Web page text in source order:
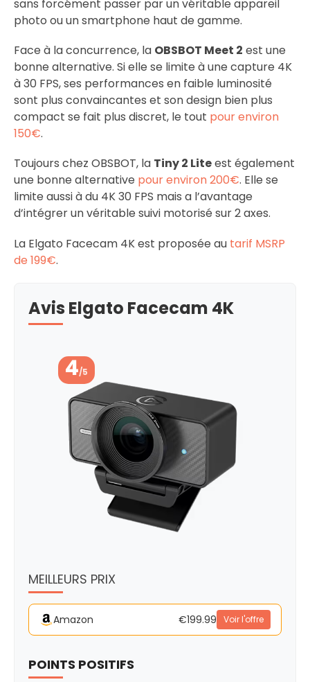
sans forcément passer par un véritable appareil
photo ou un smartphone haut de gamme.
Face à la concurrence, la OBSBOT Meet 2 est une
bonne alternative. Si elle se limite à une capture 4K
à 30 FPS, ses performances en faible luminosité
sont plus convaincantes et son design bien plus
compact se fait plus discret, le tout pour environ
150€.
Toujours chez OBSBOT, la Tiny 2 Liteest également
une bonne alternative pour environ 200€. Elle se
limite aussi à du 4K 30 FPS mais a l’avantage
d’intégrer un véritable suivi motorisé sur 2 axes.
La Elgato Facecam 4K est proposée au tarif MSRP
de 199€.
Avis Elgato Facecam 4K
4/5
MEILLEURS PRIX
Amazon €199.99 Voir l'offre
POINTS POSITIFS